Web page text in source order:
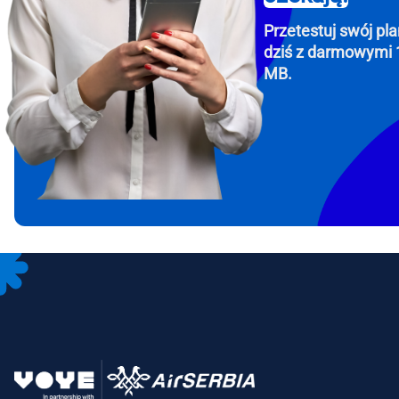
To
Then,
in
Przetestuj swój
dziś z darmowymi
MB.